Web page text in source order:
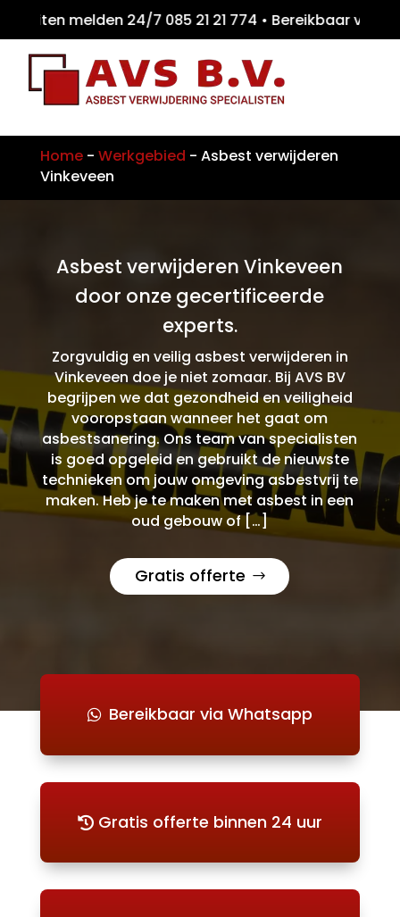
melden 24/7 085 21 21 774 •
Home- Werkgebied - Asbest verwijderen
Vinkeveen
Asbest verwijderen Vinkeveen
door onze gecertificeerde
experts.
Zorgvuldig en veilig asbest verwijderen in
Vinkeveen doe je niet zomaar. Bij AVS BV
begrijpen we dat gezondheid en veiligheid
vooropstaan wanneer het gaat om
asbestsanering. Ons team van specialisten
is goed opgeleid en gebruikt de nieuwste
technieken om jouw omgeving asbestvrij te
maken. Heb je te maken met asbest in een
oud gebouw of […]
Gratis offerte
Bereikbaar via Whatsapp
Gratis offerte binnen 24 uur